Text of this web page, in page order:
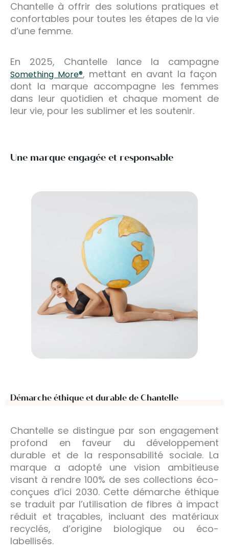
Chantelle à offrir des solutions pratiques et
confortables pour toutes les étapes de la vie
d’une femme.
En 2025, Chantelle lance la campagne
Something More®, mettant en avant la façon
dont la marque accompagne les femmes
dans leur quotidien et chaque moment de
leur vie, pour les sublimer et les soutenir.
Une marque engagée et responsable
Démarche éthique et durable de Chantelle
Chantelle se distingue par son engagement
profond en faveur du développement
durable et de la responsabilité sociale. La
marque a adopté une vision ambitieuse
visant à rendre 100% de ses collections éco-
conçues d’ici 2030. Cette démarche éthique
se traduit par l’utilisation de fibres à impact
réduit et traçables, incluant des matériaux
recyclés, d’origine biologique ou éco-
labellisés.